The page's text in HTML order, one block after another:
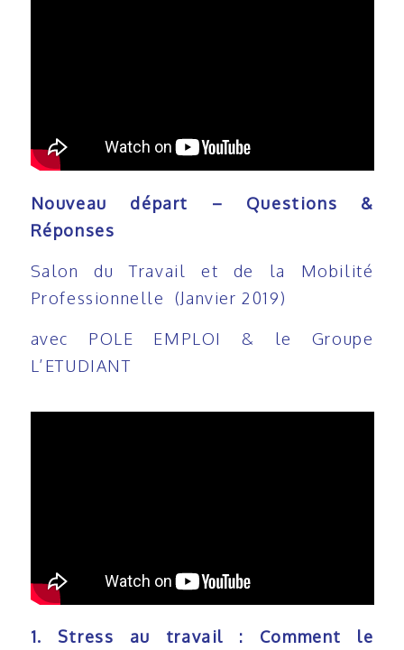
Nouveau départ – Questions &
Réponses
Salon du Travail et de la Mobilité
Professionnelle (Janvier 2019)
avec POLE EMPLOI & le Groupe
L’ETUDIANT
1. Stress au travail : Comment le